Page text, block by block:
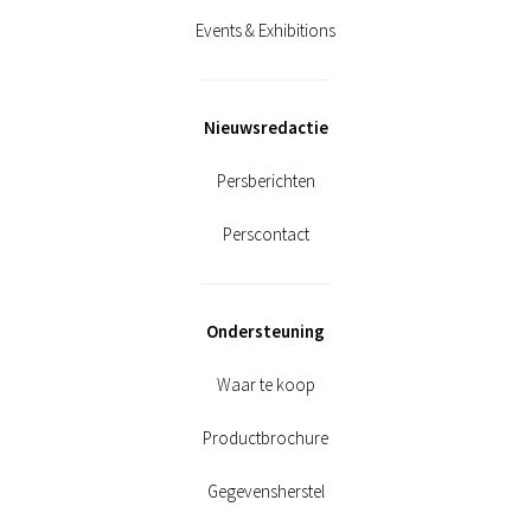
Events & Exhibitions
Nieuwsredactie
Persberichten
Perscontact
Ondersteuning
Waar te koop
Productbrochure
Gegevensherstel